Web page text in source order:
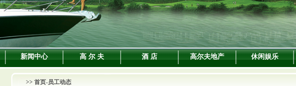
新闻中心 高 尔 夫 酒 店 高尔夫地产 休闲娱乐
>> 首页-员工动态